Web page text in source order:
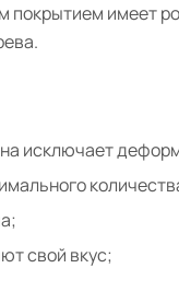
имеет
исключает
свой вкус;